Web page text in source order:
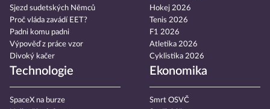
Sjezd sudetských Němců
Proč vláda zavádí EET?
Padni komu padni
Výpověď z práce vzor
Divoký kačer
Hokej 2026
Tenis 2026
F1 2026
Atletika 2026
Cyklistika 2026
Technologie
SpaceX na burze
Ekonomika
Smrt OSVČ